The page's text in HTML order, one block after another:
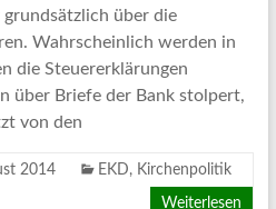
über die
Wahrscheinlich werden in
die Steuererklärungen
über Briefe der Bank stolpert,
von den
2014 EKD, Kirchenpolitik
Weiterlesen